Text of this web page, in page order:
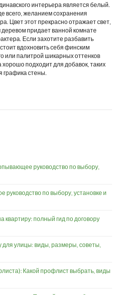
интерьера является белый.
всего, желанием сохранения
Цвет этот прекрасно отражает свет,
придает ванной комнате
Если захотите разбавить
вдохновить себя финским
или палитрой шикарных оттенков
хорошо подходит для добавок, таких
графика стены.
руководство по выбору,
руководство по выбору, установке и
квартиру: полный гид по договору
для улицы: виды, размеры, советы,
Какой профлист выбрать, виды